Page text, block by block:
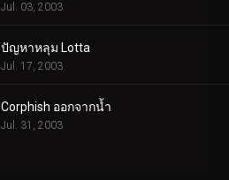
Jul. 03, 2003
ปัญหาหลุม Lotta
Jul. 17, 2003
Corphish ออกจากน้ำ
Jul. 31, 2003